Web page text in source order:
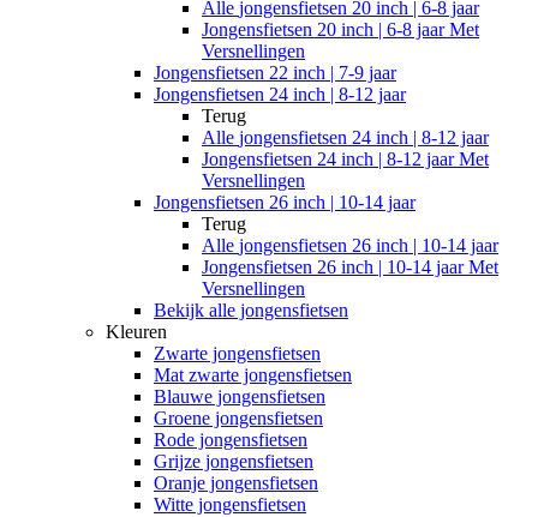
Alle jongensfietsen 20 inch | 6-8 jaar
Jongensfietsen 20 inch | 6-8 jaar Met
Versnellingen
Jongensfietsen 22 inch | 7-9 jaar
Jongensfietsen 24 inch | 8-12 jaar
Terug
Alle jongensfietsen 24 inch | 8-12 jaar
Jongensfietsen 24 inch | 8-12 jaar Met
Versnellingen
Jongensfietsen 26 inch | 10-14 jaar
Terug
Alle jongensfietsen 26 inch | 10-14 jaar
Jongensfietsen 26 inch | 10-14 jaar Met
Versnellingen
Bekijk alle jongensfietsen
Kleuren
Zwarte jongensfietsen
Mat zwarte jongensfietsen
Blauwe jongensfietsen
Groene jongensfietsen
Rode jongensfietsen
Grijze jongensfietsen
Oranje jongensfietsen
Witte jongensfietsen